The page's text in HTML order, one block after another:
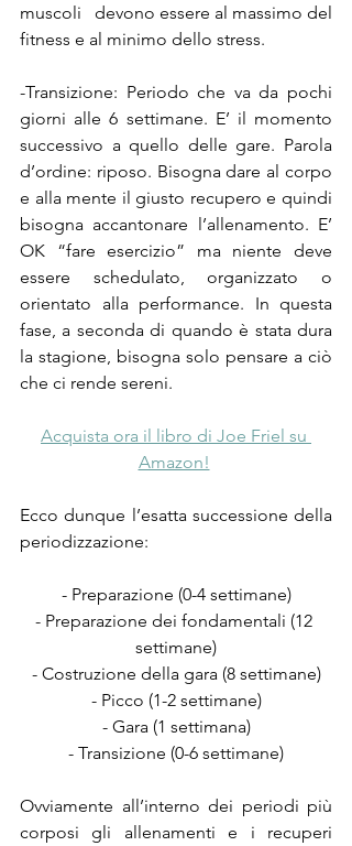
muscoli   devono essere al massimo del
fitness e al minimo dello stress.
-Transizione: Periodo che va da pochi
giorni alle 6 settimane. E’ il momento
successivo a quello delle gare. Parola
d’ordine: riposo. Bisogna dare al corpo
e alla mente il giusto recupero e quindi
bisogna accantonare l’allenamento. E’
OK “fare esercizio” ma niente deve
essere schedulato, organizzato o
orientato alla performance. In questa
fase, a seconda di quando è stata dura
la stagione, bisogna solo pensare a ciò
che ci rende sereni.
Acquista ora il libro di Joe Friel su
Amazon!
Ecco dunque l’esatta successione della
periodizzazione:
- Preparazione (0-4 settimane)
- Preparazione dei fondamentali (12
settimane)
- Costruzione della gara (8 settimane)
- Picco (1-2 settimane)
- Gara (1 settimana)
- Transizione (0-6 settimane)
Ovviamente all’interno dei periodi più
corposi gli allenamenti e i recuperi